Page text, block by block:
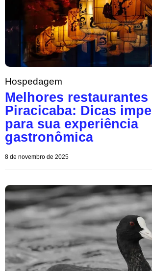
Hospedagem
Melhores restaurantes
Piracicaba: Dicas
para sua experiência
gastronômica
8 de novembro de 2025